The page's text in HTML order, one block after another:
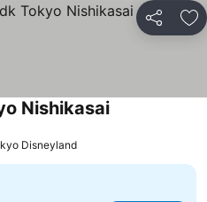
แชร์ เ
Nishikasai
Disneyland